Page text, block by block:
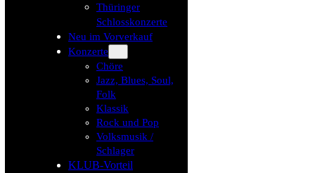
Thüringer
Schlosskonzerte
Neu im Vorverkauf
Konzerte
Chöre
Jazz, Blues, Soul,
Folk
Klassik
Rock und Pop
Volksmusik /
Schlager
KLUB-Vorteil